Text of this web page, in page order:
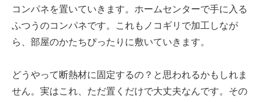
コンパネを置いていきます。ホームセンターで手に入る
ふつうのコンパネです。これもノコギリで加工しなが
ら、部屋のかたちぴったりに敷いていきます。
どうやって断熱材に固定するの？と思われるかもしれま
せん。実はこれ、ただ置くだけで大丈夫なんです。その